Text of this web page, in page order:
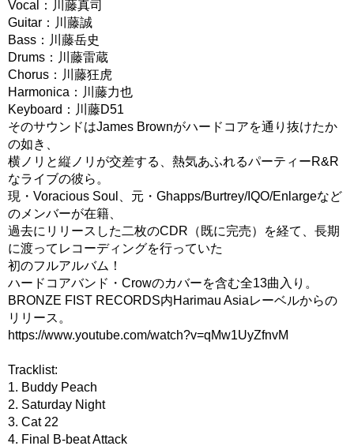
Vocal：川藤真司
Guitar：川藤誠
Bass：川藤岳史
Drums：川藤雷蔵
Chorus：川藤狂虎
Harmonica：川藤力也
Keyboard：川藤D51
そのサウンドはJames Brownがハードコアを通り抜けたか
の如き、
横ノリと縦ノリが交差する、熱気あふれるパーティーR&R
なライブの彼ら。
現・Voracious Soul、元・Ghapps/Burtrey/IQO/Enlargeなど
のメンバーが在籍、
過去にリリースした二枚のCDR（既に完売）を経て、長期
に渡ってレコーディングを行っていた
初のフルアルバム！
ハードコアバンド・Crowのカバーを含む全13曲入り。
BRONZE FIST RECORDS内Harimau Asiaレーベルからの
リリース。
https://www.youtube.com/watch?v=qMw1UyZfnvM
Tracklist:
1. Buddy Peach
2. Saturday Night
3. Cat 22
4. Final B-beat Attack